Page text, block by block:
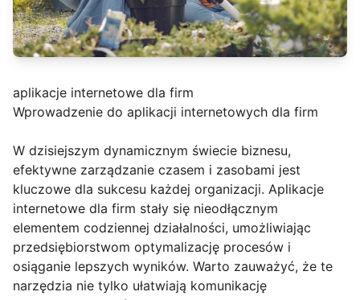
aplikacje internetowe dla firm
Wprowadzenie do aplikacji internetowych dla firm
W dzisiejszym dynamicznym świecie biznesu,
efektywne zarządzanie czasem i zasobami jest
kluczowe dla sukcesu każdej organizacji. Aplikacje
internetowe dla firm stały się nieodłącznym
elementem codziennej działalności, umożliwiając
przedsiębiorstwom optymalizację procesów i
osiąganie lepszych wyników. Warto zauważyć, że te
narzędzia nie tylko ułatwiają komunikację